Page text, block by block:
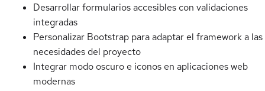
Desarrollar formularios accesibles con validaciones
integradas
Personalizar Bootstrap para adaptar el framework a las
necesidades del proyecto
Integrar modo oscuro e iconos en aplicaciones web
modernas